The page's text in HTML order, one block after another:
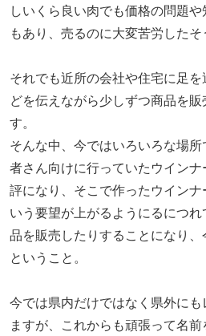
しいくら良い肉でも価格の問題
もあり、売るのに大変苦労したそ
それでも近所の会社や住宅に足
どを伝えながら少しずつ商品を
す。
そんな中、今ではいろいろな場
者さん向けに行っていたウイン
評になり、そこで作ったウイン
いう要望が上がるようにるにつ
品を販売したりすることになり
ということ。
今では県内だけではなく県外に
ますが、これからも頑張って名